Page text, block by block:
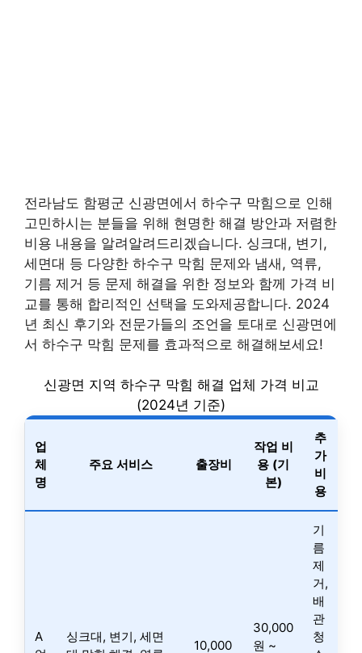
전라남도 함평군 신광면에서 하수구 막힘으로 인해
고민하시는 분들을 위해 현명한 해결 방안과 저렴한
비용 내용을 알려알려드리겠습니다. 싱크대, 변기,
세면대 등 다양한 하수구 막힘 문제와 냄새, 역류,
기름 제거 등 문제 해결을 위한 정보와 함께 가격 비
교를 통해 합리적인 선택을 도와제공합니다. 2024
년 최신 후기와 전문가들의 조언을 토대로 신광면에
서 하수구 막힘 문제를 효과적으로 해결해보세요!
신광면 지역 하수구 막힘 해결 업체 가격 비교
(2024년 기준)
업
체
명
주요 서비스 출장비
작업 비
용 (기
본)
추
가
비
용
A
싱크대, 변기, 세면
10,000
30,000
원 ~
기
름
제
거,
배
관
청